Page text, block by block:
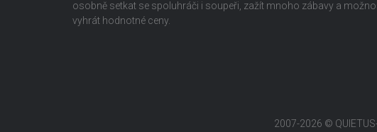
osobně setkat se spoluhráči i soupeři, zažít mnoho zábavy a
vyhrát hodnotné ceny.
2007-2026 © QUIETUS-